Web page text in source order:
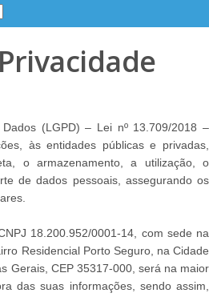
(LGPD) – Lei nº 13.709/2018 –
às entidades públicas e privadas,
o armazenamento, a utilização, o
de dados pessoais, assegurando os
18.200.952/0001-14, com sede na
Residencial Porto Seguro, na Cidade
Gerais, CEP 35317-000, será na maior
das suas informações, sendo assim,